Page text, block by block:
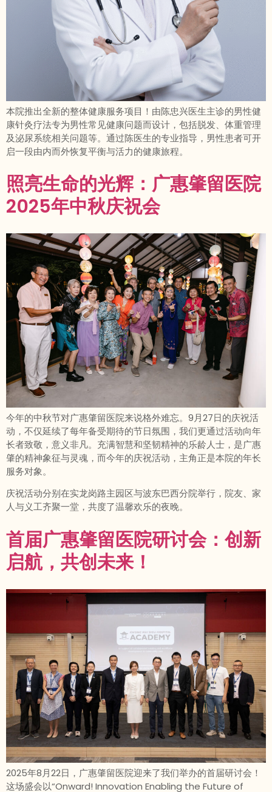
本院推出全新的整体健康服务项目！由陈忠兴医生主诊的男性健
康针灸疗法 专为男性常见健康问题而设计，包括脱发、体重管理
及泌尿系统相关问题等。通过陈医生的专业指导，男性患者可开
启一段由内而外恢复平衡与活力的健康旅程。
照亮生命的光辉：广惠肇留医院
2025年中秋庆祝会
今年的中秋节对广惠肇留医院来说格外难忘。9月27日的庆祝活
动，不仅延续了每年备受期待的节日氛围，我们更通过活动向年
长者致敬，意义非凡。充满智慧和坚韧精神的乐龄人士，是广惠
肇的精神象征与灵魂，而今年的庆祝活动，主角正是本院的年长
服务对象。
庆祝活动分别在实龙岗路主园区与波东巴西分院举行，院友、家
人与义工齐聚一堂，共度了温馨欢乐的夜晚。
首届广惠肇留医院研讨会：创新
启航，共创未来！
2025年8月22日，广惠肇留医院迎来了我们举办的首届研讨会！
这场盛会以“Onward! Innovation Enabling the Future of